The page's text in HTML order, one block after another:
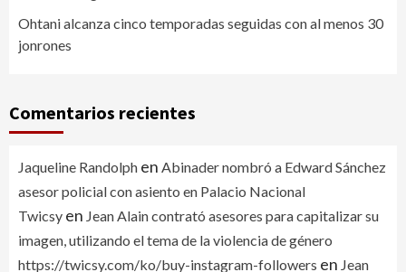
Ohtani alcanza cinco temporadas seguidas con al menos 30
jonrones
Comentarios recientes
Jaqueline Randolph en Abinader nombró a Edward Sánchez
asesor policial con asiento en Palacio Nacional
Twicsy en Jean Alain contrató asesores para capitalizar su
imagen, utilizando el tema de la violencia de género
https://twicsy.com/ko/buy-instagram-followers en Jean